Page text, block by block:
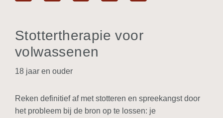
Stottertherapie voor
volwassenen
18 jaar en ouder
Reken definitief af met stotteren en spreekangst door
het probleem bij de bron op te lossen: je